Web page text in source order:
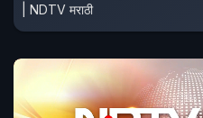
| NDTV मराठी